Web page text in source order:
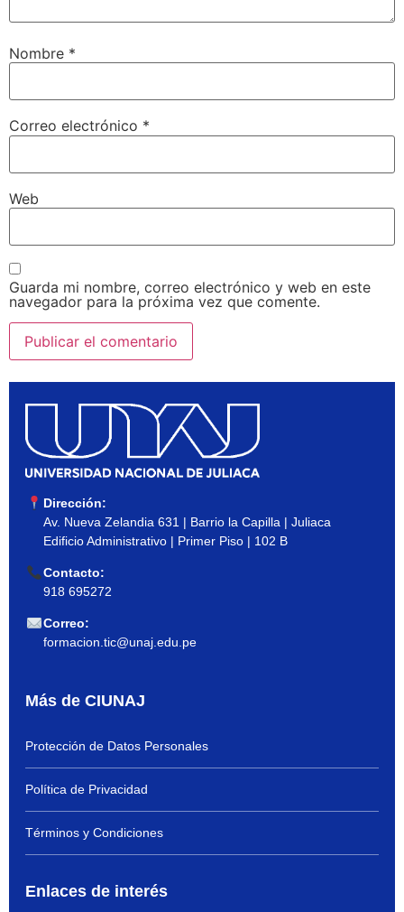
Nombre *
Correo electrónico *
Web
Guarda mi nombre, correo electrónico y web en este
navegador para la próxima vez que comente.
Dirección:
Av. Nueva Zelandia 631 | Barrio la Capilla | Juliaca
Edificio Administrativo | Primer Piso | 102 B
Contacto:
918 695272
Correo:
formacion.tic@unaj.edu.pe
Más de CIUNAJ
Protección de Datos Personales
Política de Privacidad
Términos y Condiciones
Enlaces de interés